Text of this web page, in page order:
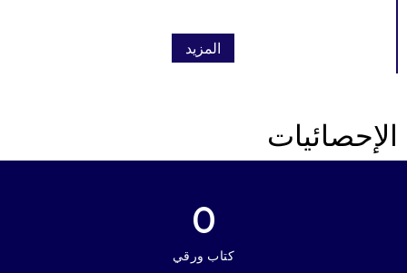
المزيد
كتاب ورقي
0